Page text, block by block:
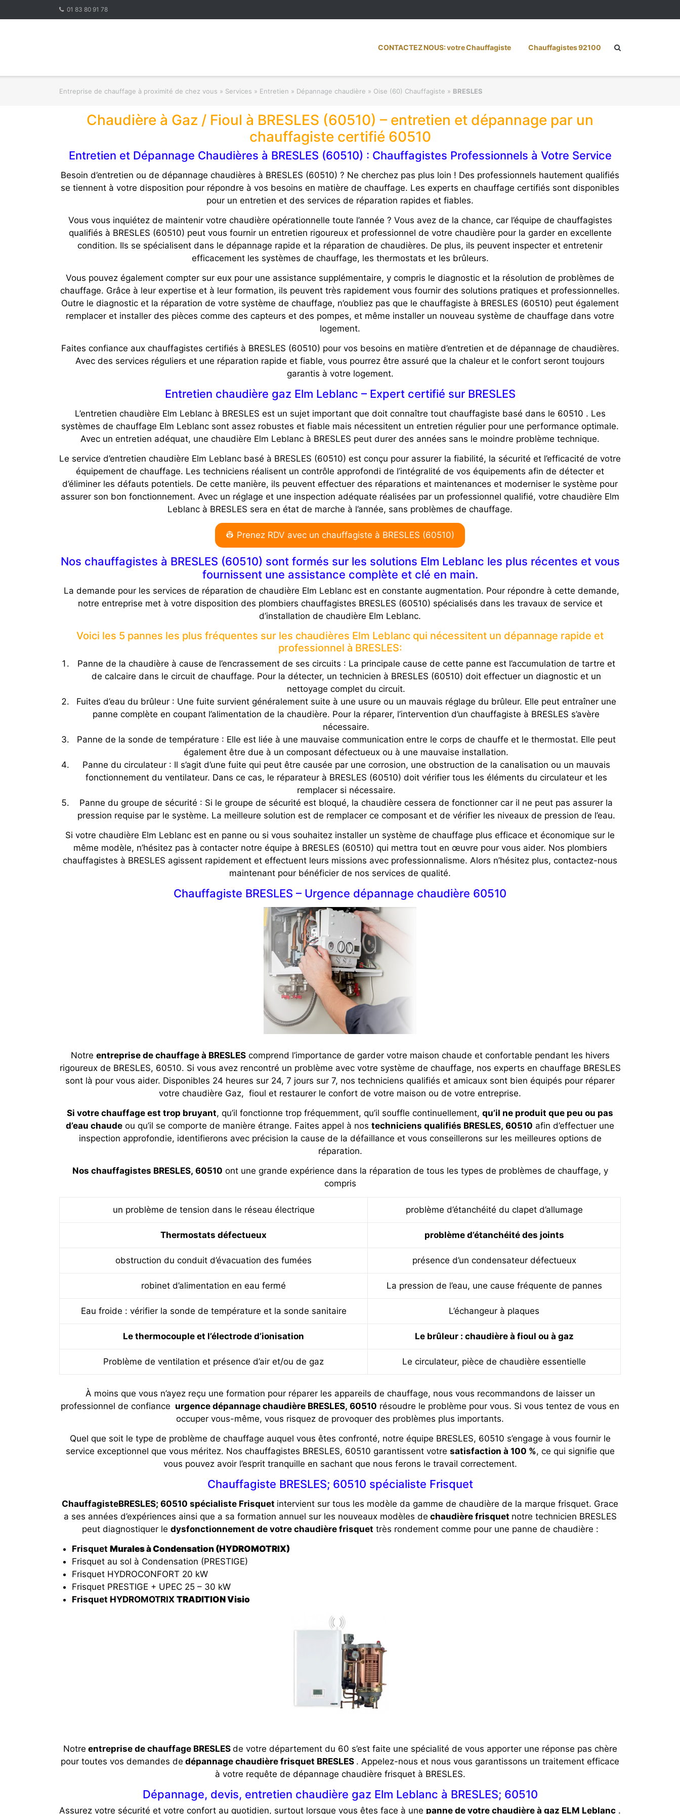
01 83 80 91 78
CONTACTEZ NOUS: votre Chauffagiste Chauffagistes 92100
Entreprise de chauffage à proximité de chez vous » Services » Entretien » Dépannage chaudière » Oise (60) Chauffagiste » BRESLES
Chaudière à Gaz / Fioul à BRESLES (60510) – entretien et dépannage par un
chauffagiste certifié 60510
Entretien et Dépannage Chaudières à BRESLES (60510) : Chauffagistes Professionnels à Votre Service
Besoin d’entretien ou de dépannage chaudières à BRESLES (60510) ? Ne cherchez pas plus loin ! Des professionnels hautement qualifiés
se tiennent à votre disposition pour répondre à vos besoins en matière de chauffage. Les experts en chauffage certifiés sont disponibles
pour un entretien et des services de réparation rapides et fiables.
Vous vous inquiétez de maintenir votre chaudière opérationnelle toute l’année ? Vous avez de la chance, car l’équipe de chauffagistes
qualifiés à BRESLES (60510) peut vous fournir un entretien rigoureux et professionnel de votre chaudière pour la garder en excellente
condition. Ils se spécialisent dans le dépannage rapide et la réparation de chaudières. De plus, ils peuvent inspecter et entretenir
efficacement les systèmes de chauffage, les thermostats et les brûleurs.
Vous pouvez également compter sur eux pour une assistance supplémentaire, y compris le diagnostic et la résolution de problèmes de
chauffage. Grâce à leur expertise et à leur formation, ils peuvent très rapidement vous fournir des solutions pratiques et professionnelles.
Outre le diagnostic et la réparation de votre système de chauffage, n’oubliez pas que le chauffagiste à BRESLES (60510) peut également
remplacer et installer des pièces comme des capteurs et des pompes, et même installer un nouveau système de chauffage dans votre
logement.
Faites confiance aux chauffagistes certifiés à BRESLES (60510) pour vos besoins en matière d’entretien et de dépannage de chaudières.
Avec des services réguliers et une réparation rapide et fiable, vous pourrez être assuré que la chaleur et le confort seront toujours
garantis à votre logement.
Entretien chaudière gaz Elm Leblanc – Expert certifié sur BRESLES
L’entretien chaudière Elm Leblanc à BRESLES est un sujet important que doit connaître tout chauffagiste basé dans le 60510 . Les
systèmes de chauffage Elm Leblanc sont assez robustes et fiable mais nécessitent un entretien régulier pour une performance optimale.
Avec un entretien adéquat, une chaudière Elm Leblanc à BRESLES peut durer des années sans le moindre problème technique.
Le service d’entretien chaudière Elm Leblanc basé à BRESLES (60510) est conçu pour assurer la fiabilité, la sécurité et l’efficacité de votre
équipement de chauffage. Les techniciens réalisent un contrôle approfondi de l’intégralité de vos équipements afin de détecter et
d’éliminer les défauts potentiels. De cette manière, ils peuvent effectuer des réparations et maintenances et moderniser le système pour
assurer son bon fonctionnement. Avec un réglage et une inspection adéquate réalisées par un professionnel qualifié, votre chaudière Elm
Leblanc à BRESLES sera en état de marche à l’année, sans problèmes de chauffage.
👷 Prenez RDV avec un chauffagiste à BRESLES (60510)
Nos chauffagistes à BRESLES (60510) sont formés sur les solutions Elm Leblanc les plus récentes et vous
fournissent une assistance complète et clé en main.
La demande pour les services de réparation de chaudière Elm Leblanc est en constante augmentation. Pour répondre à cette demande,
notre entreprise met à votre disposition des plombiers chauffagistes BRESLES (60510) spécialisés dans les travaux de service et
d’installation de chaudière Elm Leblanc.
Voici les 5 pannes les plus fréquentes sur les chaudières Elm Leblanc qui nécessitent un dépannage rapide et
professionnel à BRESLES:
Panne de la chaudière à cause de l’encrassement de ses circuits : La principale cause de cette panne est l’accumulation de tartre et
de calcaire dans le circuit de chauffage. Pour la détecter, un technicien à BRESLES (60510) doit effectuer un diagnostic et un
nettoyage complet du circuit.
Fuites d’eau du brûleur : Une fuite survient généralement suite à une usure ou un mauvais réglage du brûleur. Elle peut entraîner une
panne complète en coupant l’alimentation de la chaudière. Pour la réparer, l’intervention d’un chauffagiste à BRESLES s’avère
nécessaire.
Panne de la sonde de température : Elle est liée à une mauvaise communication entre le corps de chauffe et le thermostat. Elle peut
également être due à un composant défectueux ou à une mauvaise installation.
Panne du circulateur : Il s’agit d’une fuite qui peut être causée par une corrosion, une obstruction de la canalisation ou un mauvais
fonctionnement du ventilateur. Dans ce cas, le réparateur à BRESLES (60510) doit vérifier tous les éléments du circulateur et les
remplacer si nécessaire.
Panne du groupe de sécurité : Si le groupe de sécurité est bloqué, la chaudière cessera de fonctionner car il ne peut pas assurer la
pression requise par le système. La meilleure solution est de remplacer ce composant et de vérifier les niveaux de pression de l’eau.
Si votre chaudière Elm Leblanc est en panne ou si vous souhaitez installer un système de chauffage plus efficace et économique sur le
même modèle, n’hésitez pas à contacter notre équipe à BRESLES (60510) qui mettra tout en œuvre pour vous aider. Nos plombiers
chauffagistes à BRESLES agissent rapidement et effectuent leurs missions avec professionnalisme. Alors n’hésitez plus, contactez-nous
maintenant pour bénéficier de nos services de qualité.
Chauffagiste BRESLES – Urgence dépannage chaudière 60510
Notre entreprise de chauffage à BRESLEScomprend l’importance de garder votre maison chaude et confortable pendant les hivers
rigoureux de BRESLES, 60510. Si vous avez rencontré un problème avec votre système de chauffage, nos experts en chauffage BRESLES
sont là pour vous aider. Disponibles 24 heures sur 24, 7 jours sur 7, nos techniciens qualifiés et amicaux sont bien équipés pour réparer
votre chaudière Gaz, fioul et restaurer le confort de votre maison ou de votre entreprise.
Si votre chauffage est trop bruyant, qu’il fonctionne trop fréquemment, qu’il souffle continuellement, qu’il ne produit que peu ou pas
d’eau chaude ou qu’il se comporte de manière étrange. Faites appel à nos techniciens qualifiés BRESLES, 60510 afin d’effectuer une
inspection approfondie, identifierons avec précision la cause de la défaillance et vous conseillerons sur les meilleures options de
réparation.
Nos chauffagistes BRESLES, 60510 ont une grande expérience dans la réparation de tous les types de problèmes de chauffage, y
compris
un problème de tension dans le réseau électrique problème d’étanchéité du clapet d’allumage
Thermostats défectueux problème d’étanchéité des joints
obstruction du conduit d’évacuation des fumées présence d’un condensateur défectueux
robinet d’alimentation en eau fermé La pression de l’eau, une cause fréquente de pannes
Eau froide : vérifier la sonde de température et la sonde sanitaire L’échangeur à plaques
Le thermocouple et l’électrode d’ionisation Le brûleur : chaudière à fioul ou à gaz
Problème de ventilation et présence d’air et/ou de gaz Le circulateur, pièce de chaudière essentielle
À moins que vous n’ayez reçu une formation pour réparer les appareils de chauffage, nous vous recommandons de laisser un
professionnel de confiance urgence dépannage chaudière BRESLES, 60510 résoudre le problème pour vous. Si vous tentez de vous en
occuper vous-même, vous risquez de provoquer des problèmes plus importants.
Quel que soit le type de problème de chauffage auquel vous êtes confronté, notre équipe BRESLES, 60510 s’engage à vous fournir le
service exceptionnel que vous méritez. Nos chauffagistes BRESLES, 60510 garantissent votre satisfaction à 100 %, ce qui signifie que
vous pouvez avoir l’esprit tranquille en sachant que nous ferons le travail correctement.
Chauffagiste BRESLES; 60510 spécialiste Frisquet
ChauffagisteBRESLES; 60510 spécialiste Frisquet intervient sur tous les modèle da gamme de chaudière de la marque frisquet. Grace
a ses années d’expériences ainsi que a sa formation annuel sur les nouveaux modèles de chaudière frisquet notre technicien BRESLES
peut diagnostiquer le dysfonctionnement de votre chaudière frisquet très rondement comme pour une panne de chaudière :
Frisquet Murales à Condensation (HYDROMOTRIX)
Frisquet au sol à Condensation (PRESTIGE)
Frisquet HYDROCONFORT 20 kW
Frisquet PRESTIGE + UPEC 25 – 30 kW
Frisquet HYDROMOTRIX TRADITION Visio
Notre entreprise de chauffage BRESLES de votre département du 60 s’est faite une spécialité de vous apporter une réponse pas chère
pour toutes vos demandes de dépannage chaudière frisquet BRESLES . Appelez-nous et nous vous garantissons un traitement efficace
à votre requête de dépannage chaudière frisquet à BRESLES.
Dépannage, devis, entretien chaudière gaz Elm Leblanc à BRESLES; 60510
Assurez votre sécurité et votre confort au quotidien, surtout lorsque vous êtes face à une panne de votre chaudière à gaz ELM Leblanc .